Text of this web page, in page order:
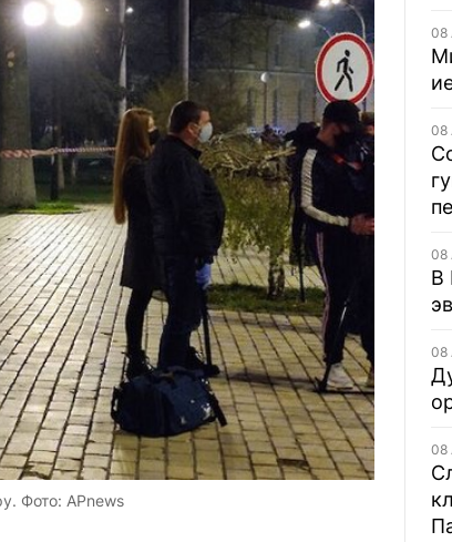
Фото: APnews
08
08
08
В
08
08